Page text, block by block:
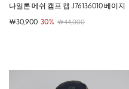
나일론 메쉬 캠프 캡 J76136010 베이지
￦30,900 30% ￦44,000